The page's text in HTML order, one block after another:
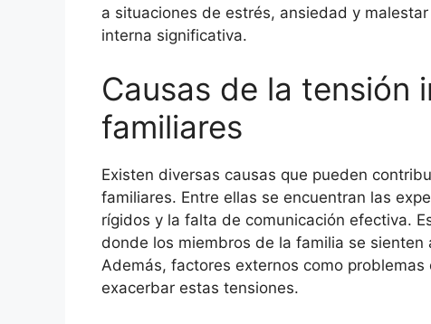
a situaciones de estrés, ansiedad y
interna significativa.
Causas de la tensión
familiares
Existen diversas causas que pueden
familiares. Entre ellas se encuentran las
rígidos y la falta de comunicación efectiva.
donde los miembros de la familia se
Además, factores externos como
exacerbar estas tensiones.